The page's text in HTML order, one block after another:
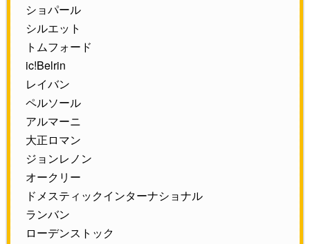
ショパール
シルエット
トムフォード
ic!Belrin
レイバン
ペルソール
アルマーニ
大正ロマン
ジョンレノン
オークリー
ドメスティックインターナショナル
ランバン
ローデンストック